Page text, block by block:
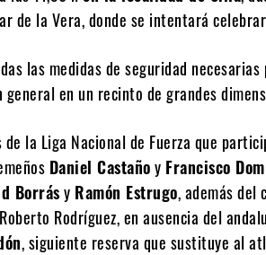
de la Vera, donde se intentará
las medidas de seguridad
general en un recinto de grandes
la Liga Nacional de Fuerza que
Daniel Castañoy Francisco
Borrásy Ramón Estrugo, además del
Rodríguez, en ausencia del
, siguiente reserva que sustituye al